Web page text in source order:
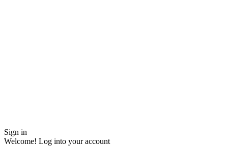
Sign in
Welcome! Log into your account